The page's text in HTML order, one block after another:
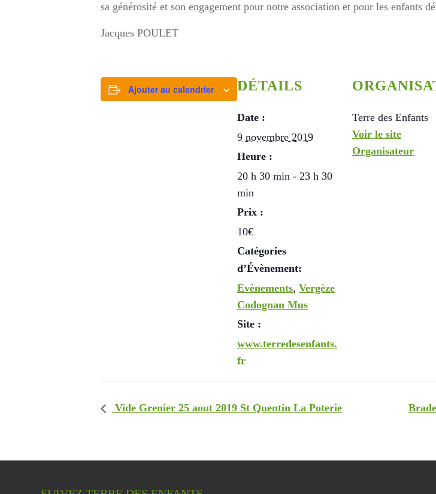
sa générosité et son engagement pour notre association et pour les enfants
Jacques POULET
Ajouter au calendrier DÉTAILS
Date :
9 novembre 2019
Heure :
20 h 30 min - 23 h 30
min
Prix :
10€
Catégories
d’Évènement:
Evènements, Vergèze
Codognan Mus
Site :
www.terredesenfants.
fr
Terre des Enfants
Voir le site
Organisateur
Vide Grenier 25 aout 2019 St Quentin La Poterie